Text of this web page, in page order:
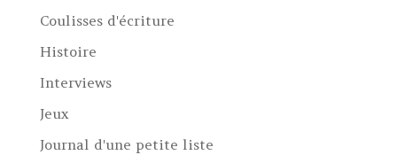
Coulisses d'écriture
Histoire
Interviews
Jeux
Journal d'une petite liste